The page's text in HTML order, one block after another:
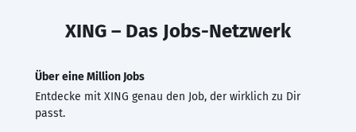
XING – Das Jobs-Netzwerk
Über eine Million Jobs
Entdecke mit XING genau den Job, der wirklich zu Dir
passt.